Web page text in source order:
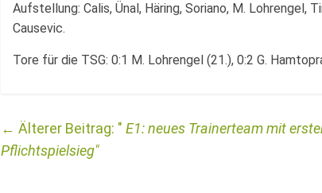
Aufstellung: Calis, Ünal, Häring, Soriano, M. Lohrengel,
Causevic.
Tore für die TSG: 0:1 M. Lohrengel (21.), 0:2 G.
←
E1: neues Trainerteam mit
Pflichtspielsieg